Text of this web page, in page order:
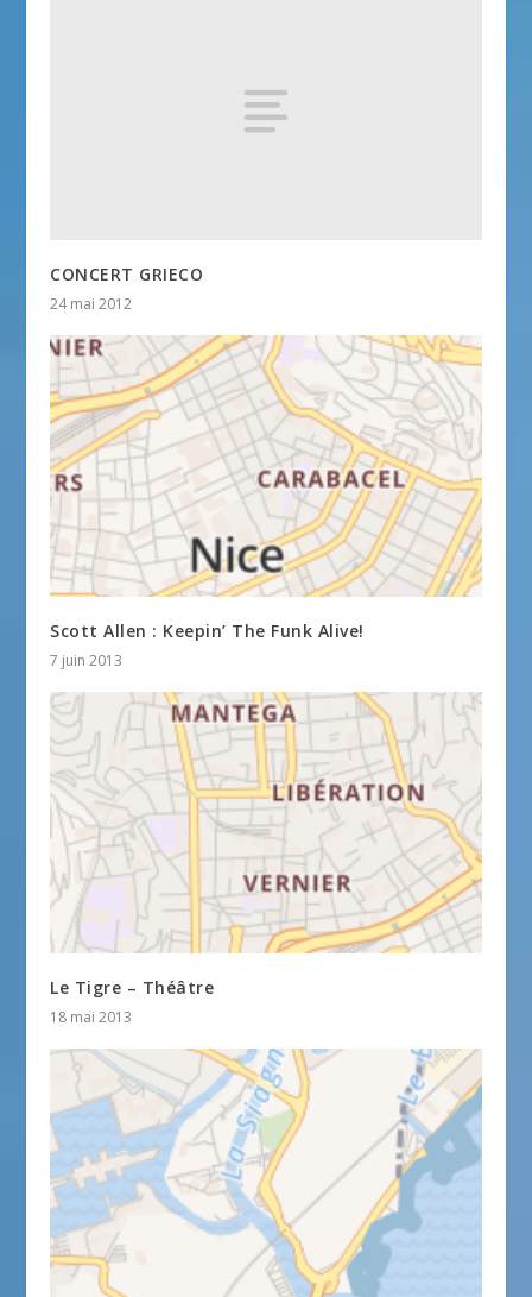
CONCERT GRIECO
24 mai 2012
Scott Allen : Keepin’ The Funk Alive!
7 juin 2013
Le Tigre – Théâtre
18 mai 2013